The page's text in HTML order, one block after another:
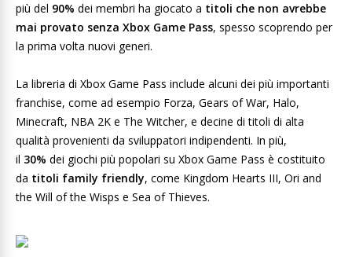
più del 90% dei membri ha giocato a titoli che non avrebbe
mai provato senza Xbox Game Pass, spesso scoprendo per
la prima volta nuovi generi.
La libreria di Xbox Game Pass include alcuni dei più importanti
franchise, come ad esempio Forza, Gears of War, Halo,
Minecraft, NBA 2K e The Witcher, e decine di titoli di alta
qualità provenienti da sviluppatori indipendenti. In più,
il 30% dei giochi più popolari su Xbox Game Pass è costituito
da titoli family friendly, come Kingdom Hearts III, Ori and
the Will of the Wisps e Sea of Thieves.